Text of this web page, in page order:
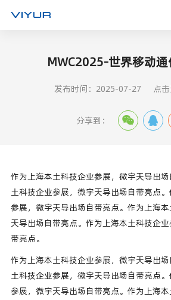
MWC2025-世界移动
发布时间：2025-07-27 点
分享到：
作为上海本土科技企业参展，微宇天导出
土科技企业参展，微宇天导出场自带亮点
参展，微宇天导出场自带亮点。作为上海
天导出场自带亮点。作为上海本土科技企
带亮点。
作为上海本土科技企业参展，微宇天导出
土科技企业参展，微宇天导出场自带亮点
参展，微宇天导出场自带亮点。作为上海